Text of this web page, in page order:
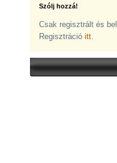
Szólj hozzá!
Csak regisztrált és
Regisztráció itt.